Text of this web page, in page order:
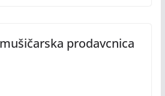
prodavcnica